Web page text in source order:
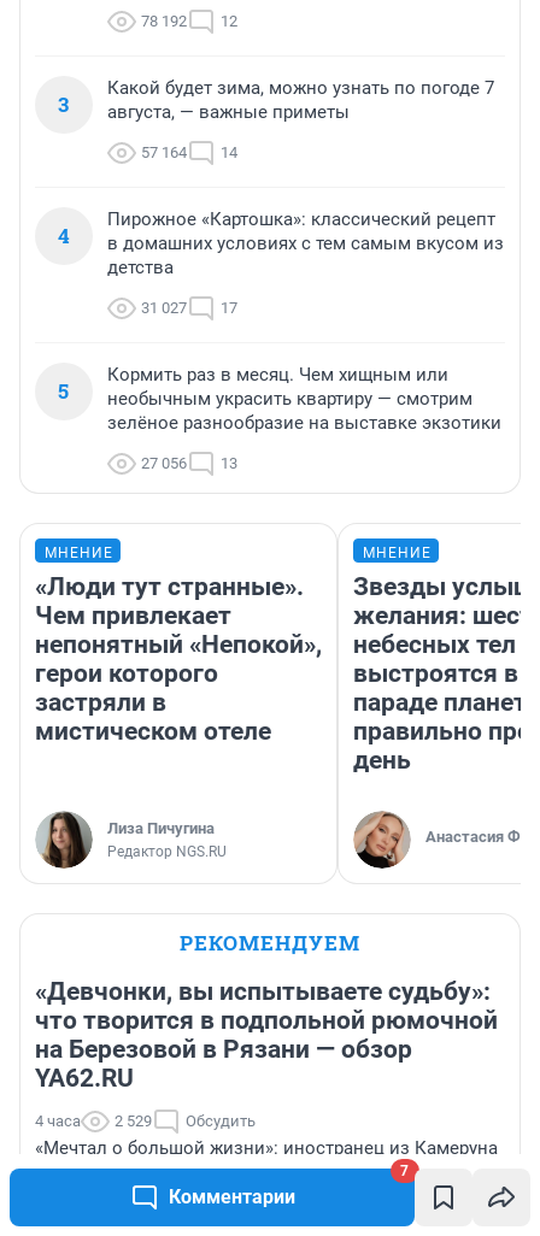
Комментарии
7
78 192 12
3
Какой будет зима, можно узнать по погоде 7
августа, — важные приметы
57 164 14
4
Пирожное «Картошка»: классический рецепт
в домашних условиях с тем самым вкусом из
детства
31 027 17
5
Кормить раз в месяц. Чем хищным или
необычным украсить квартиру — смотрим
зелёное разнообразие на выставке экзотики
27 056 13
МНЕНИЕ
«Люди тут странные».
Чем привлекает
непонятный «Непокой»,
герои которого
застряли в
мистическом отеле
Лиза Пичугина
Редактор NGS.RU
МНЕНИЕ
Звезды
желания:
небесных тел
выстроятся в
параде планет
правильно
день
Анастасия
РЕКОМЕНДУЕМ
«Девчонки, вы испытываете судьбу»:
что творится в подпольной рюмочной
на Березовой в Рязани — обзор
YA62.RU
4 часа 2 529 Обсудить
«Мечтал о большой жизни»: иностранец из Камеруна
переехал в Ярославль и создал здесь семью —